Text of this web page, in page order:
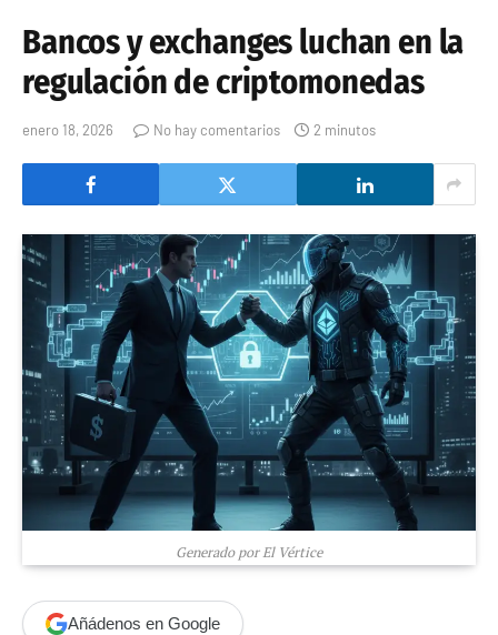
Bancos y exchanges luchan en la
regulación de criptomonedas
enero 18, 2026 No hay comentarios 2 minutos
Generado por El Vértice
Añádenos en Google